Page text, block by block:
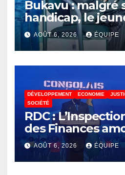
Bukavu : malgré
handicap, le
Akonkwa
lance un appel à
pour poursuivre
AOÛT 6, 2026 ÉQUIPE
DÉVELOPPEMENT ECONOMIE
SOCIÉTÉ
RDC :
des Finances
révolution
un contrôle
finances
AOÛT 6, 2026 ÉQUIPE